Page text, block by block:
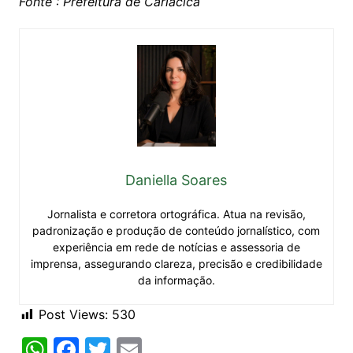
Daniella Soares
Jornalista e corretora ortográfica. Atua na revisão,
padronização e produção de conteúdo jornalístico, com
experiência em rede de notícias e assessoria de
imprensa, assegurando clareza, precisão e credibilidade
da informação.
Post Views: 530